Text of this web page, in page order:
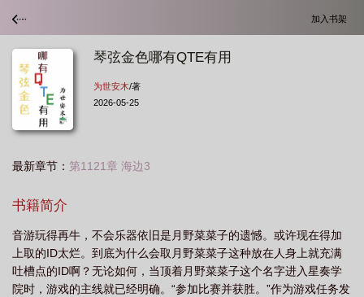
加入书架
琴弦金色哪有QTE有用
为世安木/著
2026-05-25
最新章节： 第1121章 海边3
书籍简介
音游玩得再牛，不会乐器依旧是月野菜菜子的遗憾。或许现在得加
上取的ID太烂。到底为什么会取月野菜菜子这种放在人身上就充满
吐槽点的ID啊？无论如何，当顶着月野菜菜子这个名字进入星奏学
院时，游戏的主线就已经明确。“参加比赛并获胜。”作为游戏任务发